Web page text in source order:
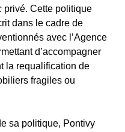
privé. Cette politique
dans le cadre de
avec l’Agence
d’accompagner
la requalification de
fragiles ou
sa politique, Pontivy